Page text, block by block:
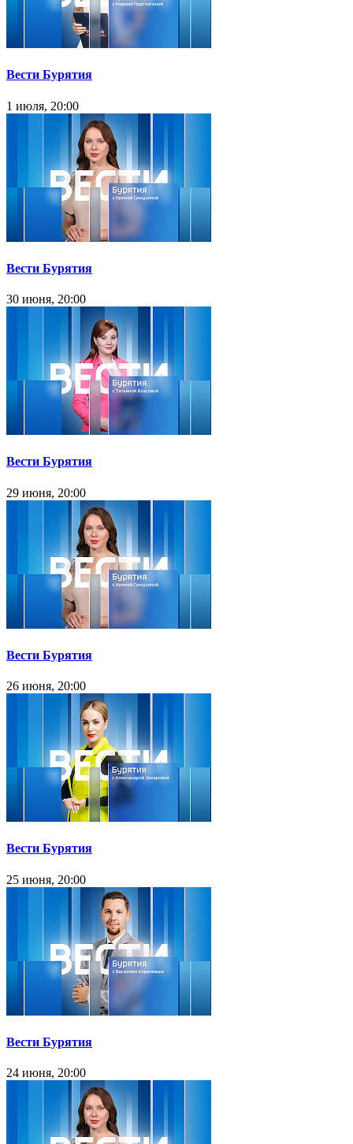
Вести Бурятия
1 июля, 20:00
Вести Бурятия
30 июня, 20:00
Вести Бурятия
29 июня, 20:00
Вести Бурятия
26 июня, 20:00
Вести Бурятия
25 июня, 20:00
Вести Бурятия
24 июня, 20:00